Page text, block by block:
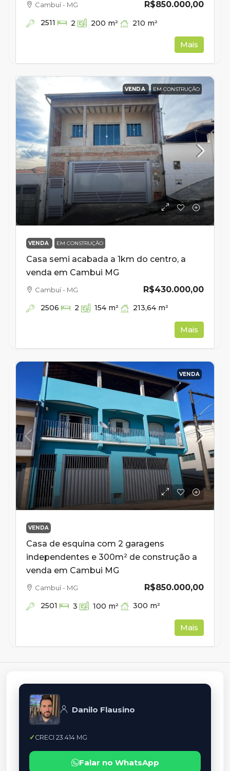
R$850.000,00
Cambuí - MG
2511 2 200 m² 210 m²
Mais
VENDA EM CONSTRUÇÃO
VENDA EM CONSTRUÇÃO
Casa semi acabada a 1km do centro, a
venda em Cambui MG
R$430.000,00
Cambuí - MG
2506 2 154 m² 213,64 m²
Mais
VENDA
VENDA
Casa de esquina com 2 garagens
independentes e 300m² de construção a
venda em Cambui MG
R$850.000,00
Cambuí - MG
2501 3 100 m² 300 m²
Mais
Danilo Flausino
CRECI 23.414 MG
Falar no WhatsApp